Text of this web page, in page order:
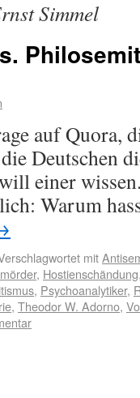
Simmel
auf Quora,
Deutschen
einer
Warum
mit
, Hostienschändung
, Psychoanalytiker,
, Theodor W. Adorno,